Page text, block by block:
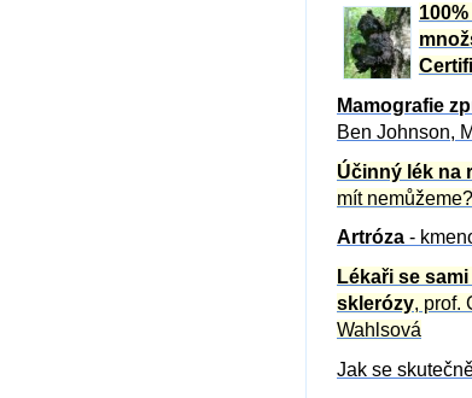
Mamografie
Ben Johnson,
Účinný lék na
mít nemůžeme?
Artróza -
Lékaři se
sklerózy, prof.
Wahlsová
Jak se